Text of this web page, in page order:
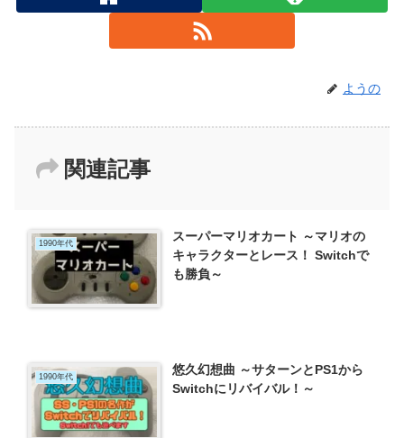
ようの
関連記事
1990年代
スーパーマリオカート ～マリオの
キャラクターとレース！ Switchで
も勝負～
1990年代
悠久幻想曲 ～サターンとPS1から
Switchにリバイバル！～